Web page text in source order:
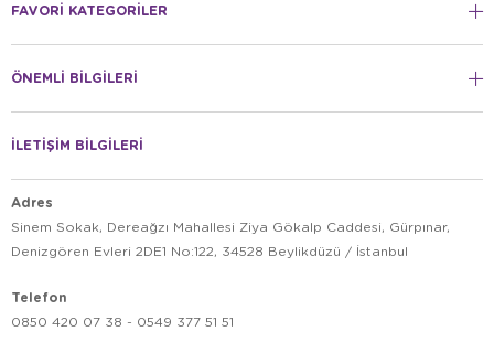
FAVORİ KATEGORİLER
ÖNEMLİ BİLGİLERİ
İLETİŞİM BİLGİLERİ
Adres
Sinem Sokak, Dereağzı Mahallesi Ziya Gökalp Caddesi, Gürpınar,
Denizgören Evleri 2DE1 No:122, 34528 Beylikdüzü / İstanbul
Telefon
0850 420 07 38 - 0549 377 51 51